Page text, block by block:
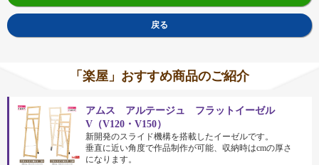
戻る
「楽屋」おすすめ商品のご紹介
アムス アルテージュ フラットイーゼル
V（V120・V150）
新開発のスライド機構を搭載したイーゼルです。
垂直に近い角度で作品制作が可能、収納時はcmの厚さ
になります。